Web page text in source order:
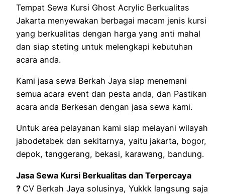
Tempat Sewa Kursi Ghost Acrylic Berkualitas
Jakarta menyewakan berbagai macam jenis kursi
yang berkualitas dengan harga yang anti mahal
dan siap steting untuk melengkapi kebutuhan
acara anda.
Kami jasa sewa Berkah Jaya siap menemani
semua acara event dan pesta anda, dan Pastikan
acara anda Berkesan dengan jasa sewa kami.
Untuk area pelayanan kami siap melayani wilayah
jabodetabek dan sekitarnya, yaitu jakarta, bogor,
depok, tanggerang, bekasi, karawang, bandung.
Jasa Sewa Kursi Berkualitas dan Terpercaya
? CV Berkah Jaya solusinya, Yukkk langsung saja